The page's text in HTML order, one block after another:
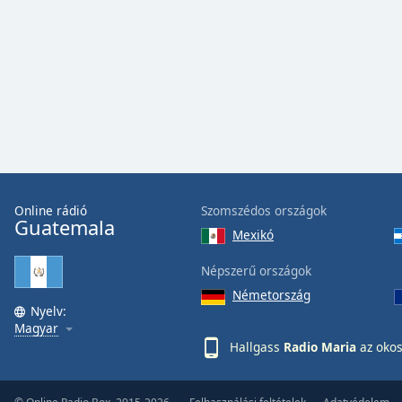
window.
dialog
window.
Escape
will
and
Online rádió
Guatemala
Nyelv:
Magyar
Szomszédos országok
Mexikó
Népszerű országok
Németország
Hallgass Radio Maria az